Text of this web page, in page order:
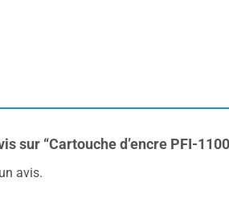
sur “Cartouche d’encre PFI-
avis.